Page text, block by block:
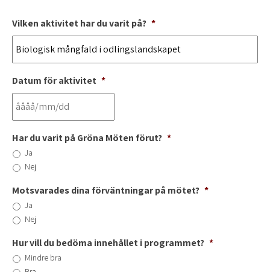
Vilken aktivitet har du varit på? *
Datum för aktivitet *
Har du varit på Gröna Möten förut? *
Ja
Nej
Motsvarades dina förväntningar på mötet? *
Ja
Nej
Hur vill du bedöma innehållet i programmet? *
Mindre bra